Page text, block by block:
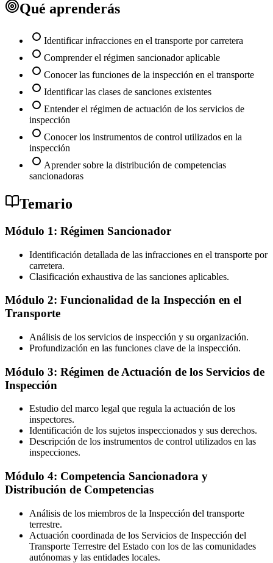
Qué aprenderás
Identificar infracciones en el transporte por carretera
Comprender el régimen sancionador aplicable
Conocer las funciones de la inspección en el transporte
Identificar las clases de sanciones existentes
Entender el régimen de actuación de los servicios de
inspección
Conocer los instrumentos de control utilizados en la
inspección
Aprender sobre la distribución de competencias
sancionadoras
Temario
Módulo 1: Régimen Sancionador
Identificación detallada de las infracciones en el transporte por
carretera.
Clasificación exhaustiva de las sanciones aplicables.
Módulo 2: Funcionalidad de la Inspección en el
Transporte
Análisis de los servicios de inspección y su organización.
Profundización en las funciones clave de la inspección.
Módulo 3: Régimen de Actuación de los Servicios de
Inspección
Estudio del marco legal que regula la actuación de los
inspectores.
Identificación de los sujetos inspeccionados y sus derechos.
Descripción de los instrumentos de control utilizados en las
inspecciones.
Módulo 4: Competencia Sancionadora y
Distribución de Competencias
Análisis de los miembros de la Inspección del transporte
terrestre.
Actuación coordinada de los Servicios de Inspección del
Transporte Terrestre del Estado con los de las comunidades
autónomas y las entidades locales.